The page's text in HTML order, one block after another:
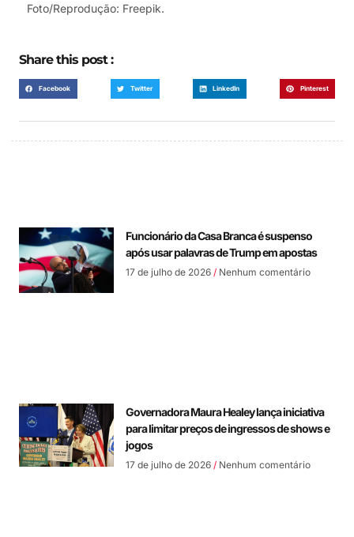
Foto/Reprodução: Freepik.
Share this post :
Facebook Twitter LinkedIn Pinterest
Funcionário da Casa Branca é suspenso
após usar palavras de Trump em apostas
17 de julho de 2026 Nenhum comentário
Governadora Maura Healey lança iniciativa
para limitar preços de ingressos de shows e
jogos
17 de julho de 2026 Nenhum comentário